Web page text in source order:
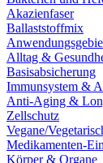
Akazienfaser
Ballaststoffmix
Alltag &
Basisabsicherung
Immunsystem &
Anti-Aging &
Zellschutz
Vegane/
Medikamenten-
Körper & Organe